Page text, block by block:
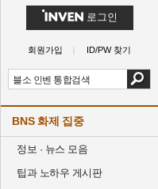
로그인
회원가입 ID/PW 찾기
BNS 화제 집중
정보 · 뉴스 모음
팁과 노하우 게시판